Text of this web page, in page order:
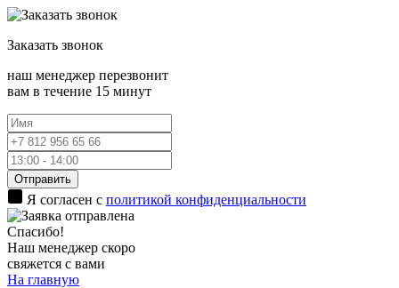
Заказать звонок
наш менеджер перезвонит
вам в течение 15 минут
Отправить
Я согласен с политикой конфиденциальности
Спасибо!
Наш менеджер скоро
свяжется с вами
На главную